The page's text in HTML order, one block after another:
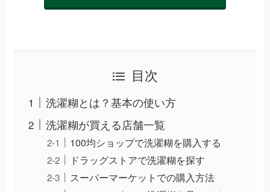
目次
洗濯糊とは？基本の使い方
洗濯糊が買える店舗一覧
100均ショップで洗濯糊を購入する
ドラッグストアで洗濯糊を探す
スーパーマーケットでの購入方法